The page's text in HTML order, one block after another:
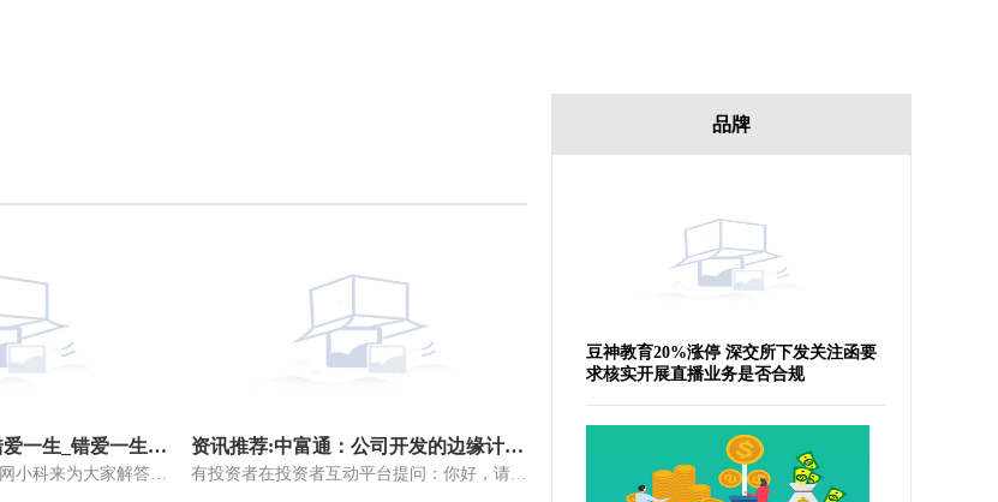
每日信息：温峥嵘错爱一生_错爱一生大结局44集 资讯推荐:中富通：公司开发的边缘计算服务器产品可应用于智能驾驶领域等
品牌
豆神教育20%涨停 深交所下发关注函要
求核实开展直播业务是否合规